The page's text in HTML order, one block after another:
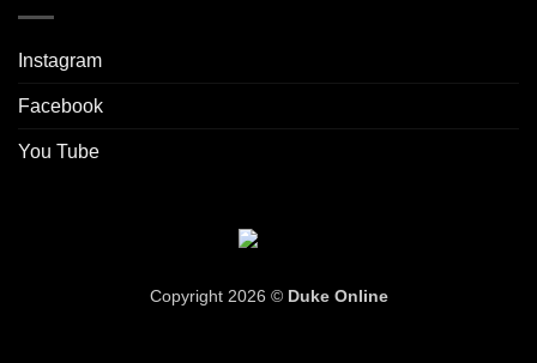
Instagram
Facebook
You Tube
Copyright 2026 © Duke Online